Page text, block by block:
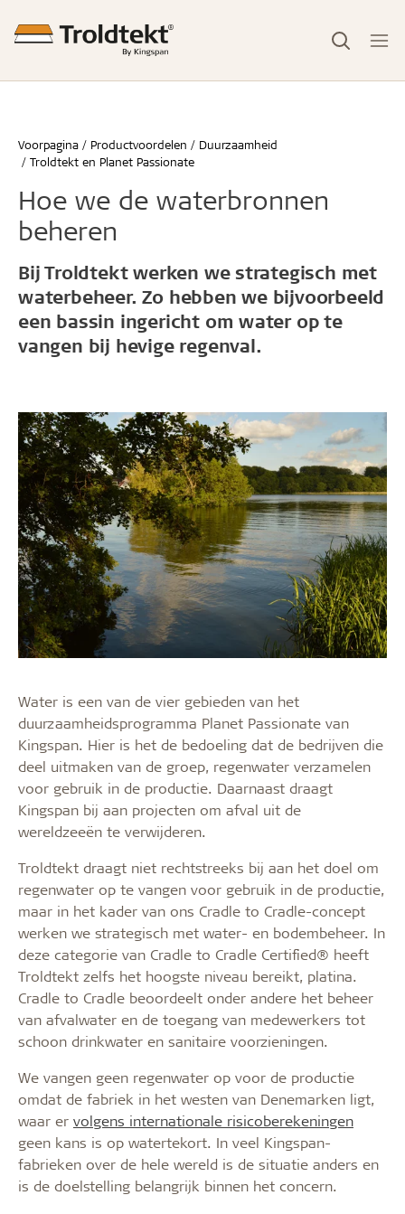
Voorpagina Productvoordelen
Duurzaamheid
Troldtekt en Planet Passionate
Hoe we de waterbronnen
beheren
Bij Troldtekt werken we strategisch met
waterbeheer. Zo hebben we bijvoorbeeld
een bassin ingericht om water op te
vangen bij hevige regenval.
Water is een van de vier gebieden van het
duurzaamheidsprogramma Planet Passionate van
Kingspan. Hier is het de bedoeling dat de bedrijven die
deel uitmaken van de groep, regenwater verzamelen
voor gebruik in de productie. Daarnaast draagt
Kingspan bij aan projecten om afval uit de
wereldzeeën te verwijderen.
Troldtekt draagt niet rechtstreeks bij aan het doel om
regenwater op te vangen voor gebruik in de productie,
maar in het kader van ons Cradle to Cradle-concept
werken we strategisch met water- en bodembeheer. In
deze categorie van Cradle to Cradle Certified® heeft
Troldtekt zelfs het hoogste niveau bereikt, platina.
Cradle to Cradle beoordeelt onder andere het beheer
van afvalwater en de toegang van medewerkers tot
schoon drinkwater en sanitaire voorzieningen.
We vangen geen regenwater op voor de productie
omdat de fabriek in het westen van Denemarken ligt,
waar er volgens internationale risicoberekeningen
geen kans is op watertekort. In veel Kingspan-
fabrieken over de hele wereld is de situatie anders en
is de doelstelling belangrijk binnen het concern.